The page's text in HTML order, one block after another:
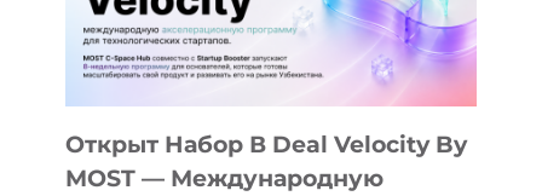
CAMP
ДАЛ
30
ПОДРОСТКАМ
БИЛЕТ
Открыт Набор В Deal Velocity By
MOST — Международную